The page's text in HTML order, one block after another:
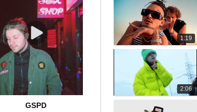
1:19
2:06
GSPD